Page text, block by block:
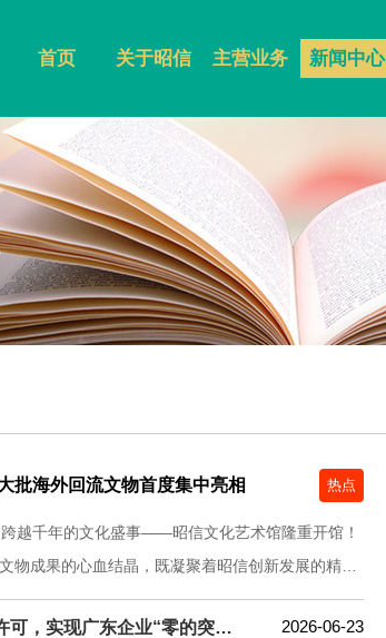
首页 关于昭信 主营业务 新闻中心
批海外回流文物首度集中亮相 热点
越千年的文化盛事——昭信文化艺术馆隆重开馆！
物成果的心血结晶，既凝聚着昭信创新发展的精神
化的深厚底蕴，更是将古人创新智慧转化为新时代
唯泰生物获批国家级行政许可，实现广东企业“零的突破”！ 2026-06-23